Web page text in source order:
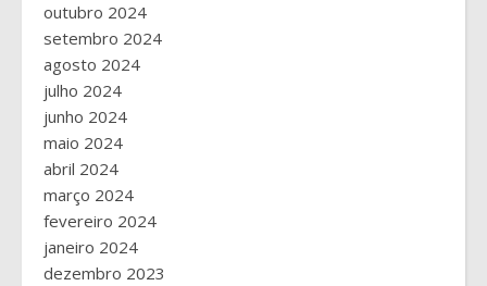
outubro 2024
setembro 2024
agosto 2024
julho 2024
junho 2024
maio 2024
abril 2024
março 2024
fevereiro 2024
janeiro 2024
dezembro 2023